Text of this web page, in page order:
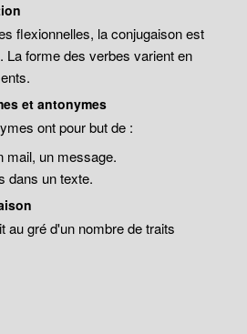
flexionnelles, la conjugaison est
La forme des verbes varient en
et antonymes
ont pour but de :
mail, un message.
dans un texte.
au gré d'un nombre de traits